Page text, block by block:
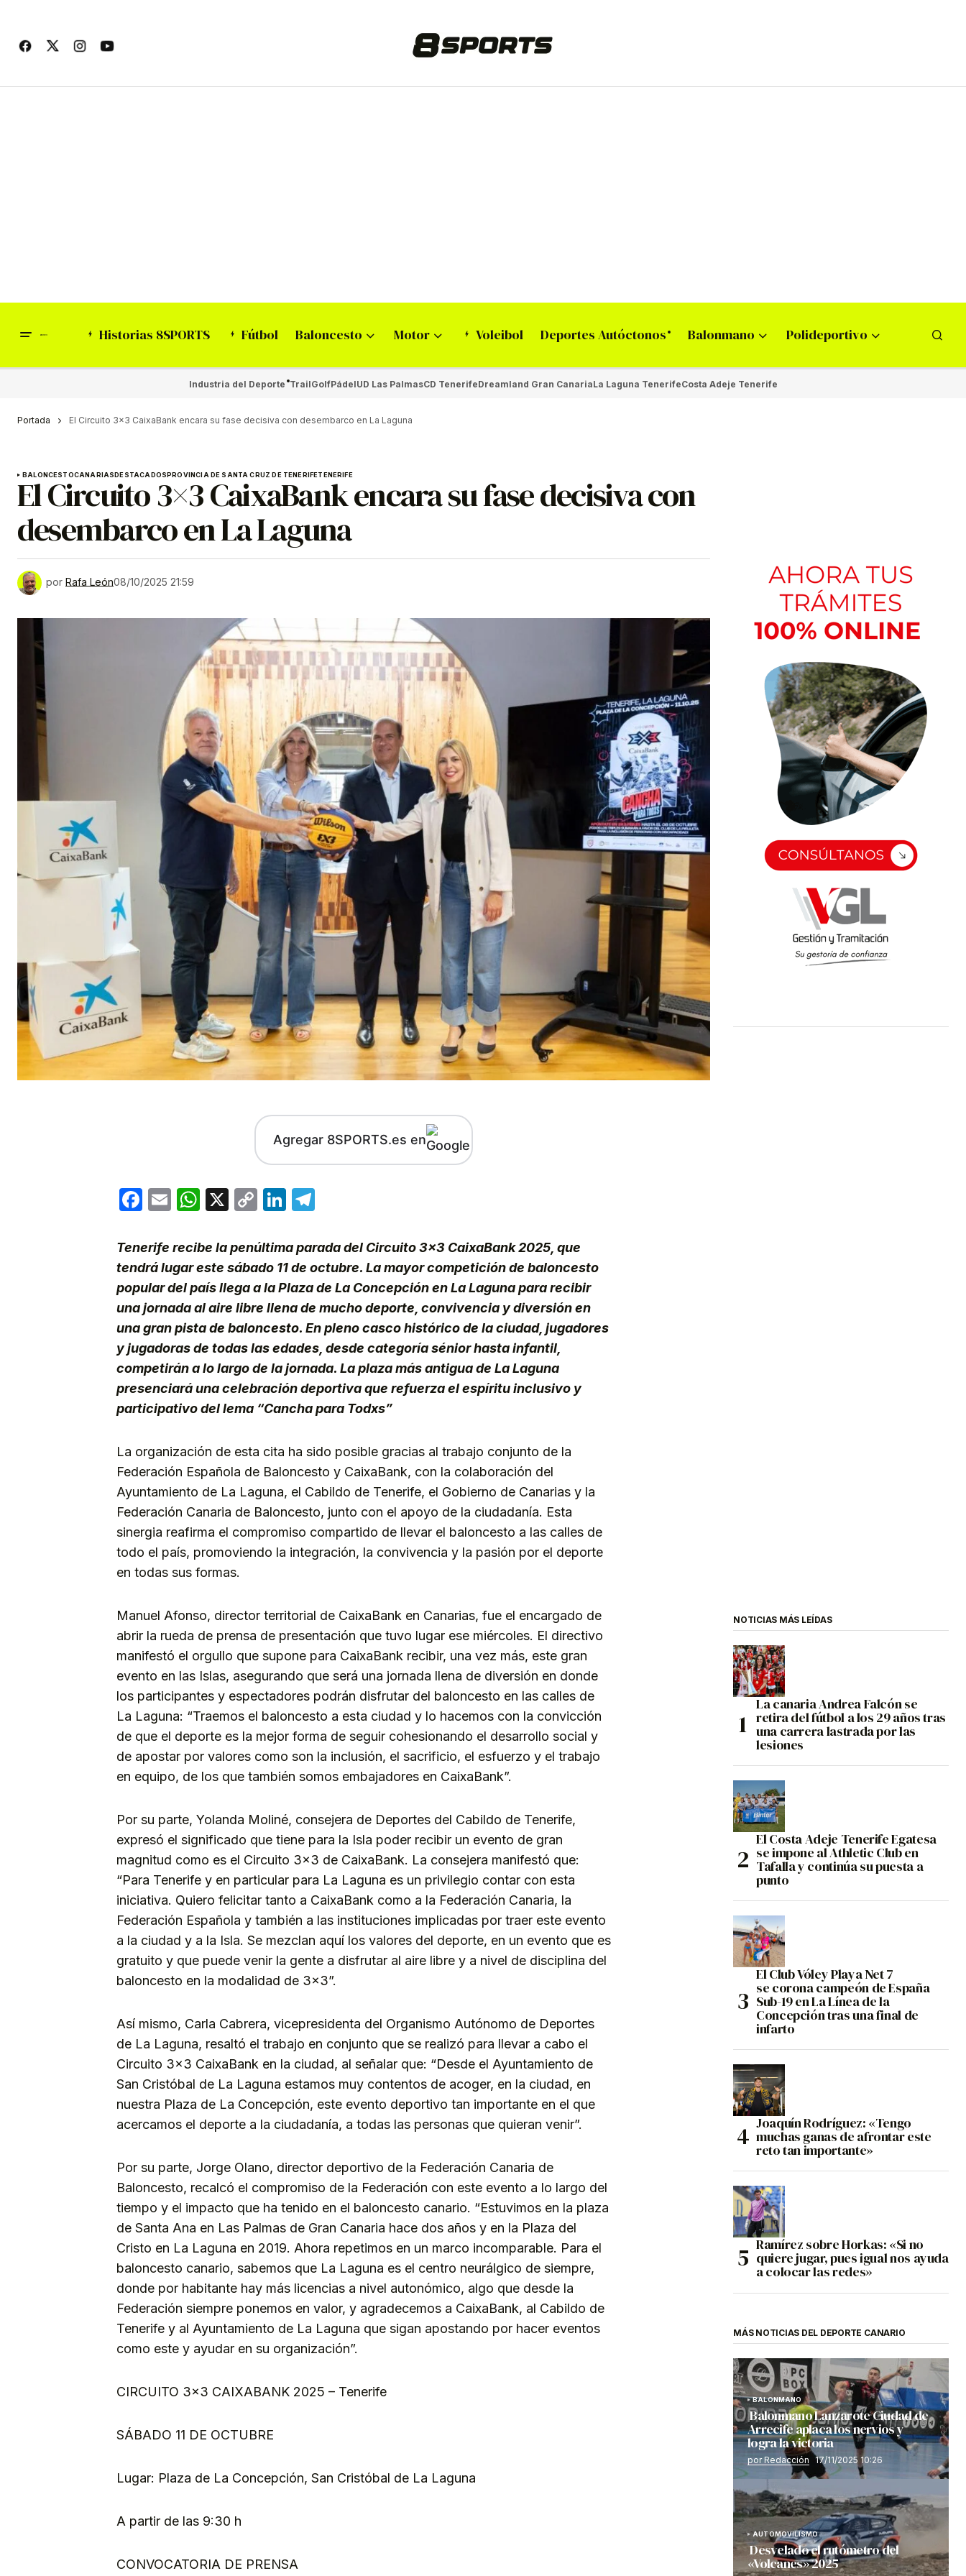
Historias 8SPORTS Fútbol Baloncesto Motor Voleibol Deportes Autóctonos Balonmano Polideportivo
Industria del Deporte TrailGolfPádelUD Las PalmasCD TenerifeDreamland Gran CanariaLa Laguna TenerifeCosta Adeje Tenerife
Portada El Circuito 3×3 CaixaBank encara su fase decisiva con desembarco en La Laguna
BALONCESTOCANARIASDESTACADOSPROVINCIA DE SANTA CRUZ DE TENERIFETENERIFE
El Circuito 3×3 CaixaBank encara su fase decisiva con
desembarco en La Laguna
por Rafa León08/10/2025 21:59
Agregar 8SPORTS.es en
Facebook
EmailWhatsApp
X
CopyLinkedIn
Tenerife recibe la penúltima parada del Circuito 3×3 CaixaBank 2025, que
tendrá lugar este sábado 11 de octubre. La mayor competición de baloncesto
popular del país llega a la Plaza de La Concepción en La Laguna para recibir
una jornada al aire libre llena de mucho deporte, convivencia y diversión en
una gran pista de baloncesto. En pleno casco histórico de la ciudad, jugadores
y jugadoras de todas las edades, desde categoría sénior hasta infantil,
competirán a lo largo de la jornada. La plaza más antigua de La Laguna
presenciará una celebración deportiva que refuerza el espíritu inclusivo y
participativo del lema “Cancha para Todxs”
La organización de esta cita ha sido posible gracias al trabajo conjunto de la
Federación Española de Baloncesto y CaixaBank, con la colaboración del
Ayuntamiento de La Laguna, el Cabildo de Tenerife, el Gobierno de Canarias y la
Federación Canaria de Baloncesto, junto con el apoyo de la ciudadanía. Esta
sinergia reafirma el compromiso compartido de llevar el baloncesto a las calles de
todo el país, promoviendo la integración, la convivencia y la pasión por el deporte
en todas sus formas.
Manuel Afonso, director territorial de CaixaBank en Canarias, fue el encargado de
abrir la rueda de prensa de presentación que tuvo lugar ese miércoles. El directivo
manifestó el orgullo que supone para CaixaBank recibir, una vez más, este gran
evento en las Islas, asegurando que será una jornada llena de diversión en donde
los participantes y espectadores podrán disfrutar del baloncesto en las calles de
La Laguna: “Traemos el baloncesto a esta ciudad y lo hacemos con la convicción
de que el deporte es la mejor forma de seguir cohesionando el desarrollo social y
de apostar por valores como son la inclusión, el sacrificio, el esfuerzo y el trabajo
en equipo, de los que también somos embajadores en CaixaBank”.
Por su parte, Yolanda Moliné, consejera de Deportes del Cabildo de Tenerife,
expresó el significado que tiene para la Isla poder recibir un evento de gran
magnitud como es el Circuito 3×3 de CaixaBank. La consejera manifestó que:
“Para Tenerife y en particular para La Laguna es un privilegio contar con esta
iniciativa. Quiero felicitar tanto a CaixaBank como a la Federación Canaria, la
Federación Española y también a las instituciones implicadas por traer este evento
a la ciudad y a la Isla. Se mezclan aquí los valores del deporte, en un evento que es
gratuito y que puede venir la gente a disfrutar al aire libre y a nivel de disciplina del
baloncesto en la modalidad de 3×3”.
Así mismo, Carla Cabrera, vicepresidenta del Organismo Autónomo de Deportes
de La Laguna, resaltó el trabajo en conjunto que se realizó para llevar a cabo el
Circuito 3×3 CaixaBank en la ciudad, al señalar que: “Desde el Ayuntamiento de
San Cristóbal de La Laguna estamos muy contentos de acoger, en la ciudad, en
nuestra Plaza de La Concepción, este evento deportivo tan importante en el que
acercamos el deporte a la ciudadanía, a todas las personas que quieran venir”.
Por su parte, Jorge Olano, director deportivo de la Federación Canaria de
Baloncesto, recalcó el compromiso de la Federación con este evento a lo largo del
tiempo y el impacto que ha tenido en el baloncesto canario. “Estuvimos en la plaza
de Santa Ana en Las Palmas de Gran Canaria hace dos años y en la Plaza del
Cristo en La Laguna en 2019. Ahora repetimos en un marco incomparable. Para el
baloncesto canario, sabemos que La Laguna es el centro neurálgico de siempre,
donde por habitante hay más licencias a nivel autonómico, algo que desde la
Federación siempre ponemos en valor, y agradecemos a CaixaBank, al Cabildo de
Tenerife y al Ayuntamiento de La Laguna que sigan apostando por hacer eventos
como este y ayudar en su organización”.
CIRCUITO 3×3 CAIXABANK 2025 – Tenerife
SÁBADO 11 DE OCTUBRE
Lugar: Plaza de La Concepción, San Cristóbal de La Laguna
A partir de las 9:30 h
CONVOCATORIA DE PRENSA
NOTICIAS MÁS LEÍDAS
La canaria Andrea Falcón se
retira del fútbol a los 29 años tras
una carrera lastrada por las
lesiones
El Costa Adeje Tenerife Egatesa
se impone al Athletic Club en
Tafalla y continúa su puesta a
punto
El Club Vóley Playa Net 7
se corona campeón de España
Sub-19 en La Línea de la
Concepción tras una final de
infarto
Joaquín Rodríguez: «Tengo
muchas ganas de afrontar este
reto tan importante»
Ramírez sobre Horkas: «Si no
quiere jugar, pues igual nos ayuda
a colocar las redes»
MÁS NOTICIAS DEL DEPORTE CANARIO
BALONMANO
Balonmano Lanzarote Ciudad de
Arrecife aplaca los nervios y
logra la victoria
por Redacción 17/11/2025 10:26
AUTOMOVILISMO
Desvelado el rutómetro del
«Volcanes» 2025